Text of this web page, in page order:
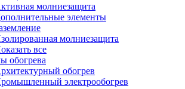
молниезащита
элементы
молниезащита
все
обогрева
обогрев
электрообогрев